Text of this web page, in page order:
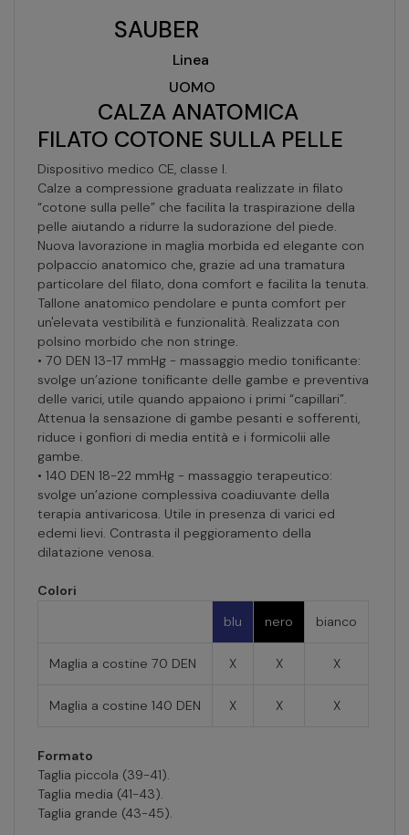
SAUBER
Linea
UOMO
CALZA ANATOMICA
FILATO COTONE SULLA PELLE
Dispositivo medico CE, classe I.
Calze a compressione graduata realizzate in filato
“cotone sulla pelle” che facilita la traspirazione della
pelle aiutando a ridurre la sudorazione del piede.
Nuova lavorazione in maglia morbida ed elegante con
polpaccio anatomico che, grazie ad una tramatura
particolare del filato, dona comfort e facilita la tenuta.
Tallone anatomico pendolare e punta comfort per
un'elevata vestibilità e funzionalità. Realizzata con
polsino morbido che non stringe.
• 70 DEN 13-17 mmHg - massaggio medio tonificante:
svolge un’azione tonificante delle gambe e preventiva
delle varici, utile quando appaiono i primi “capillari”.
Attenua la sensazione di gambe pesanti e sofferenti,
riduce i gonfiori di media entità e i formicolii alle
gambe.
• 140 DEN 18-22 mmHg - massaggio terapeutico:
svolge un’azione complessiva coadiuvante della
terapia antivaricosa. Utile in presenza di varici ed
edemi lievi. Contrasta il peggioramento della
dilatazione venosa.
Colori
blu
nero bianco
Maglia a costine 70 DEN X X X
Maglia a costine 140 DEN X X X
Formato
Taglia piccola (39-41).
Taglia media (41-43).
Taglia grande (43-45).